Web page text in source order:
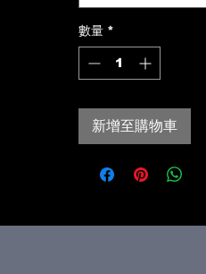
數量 *
新增至購物車